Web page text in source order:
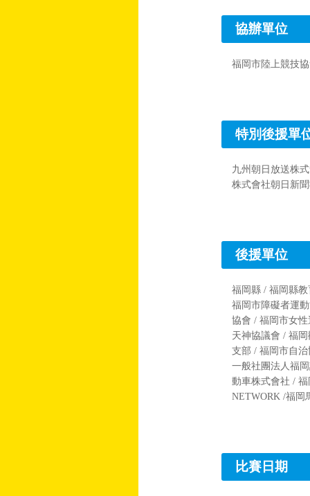
協辦單位
福岡市陸上競技
特別後援單
九州朝日放送株
株式會社朝日新
後援單位
福岡縣 / 福岡縣
福岡市障礙者運
協會 / 福岡市女
天神協議會 / 福
支部 / 福岡市自
一般社團法人福
動車株式會社 /
NETWORK /福岡
比賽日期